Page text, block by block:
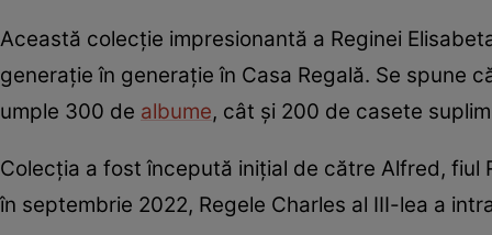
Această colecție impresionantă a Reginei
generație în generație în Casa Regală. Se spune
umple 300 de albume, cât și 200 de casete
Colecția a fost începută inițial de către Alfred, fiul
în septembrie 2022, Regele Charles al III-lea a